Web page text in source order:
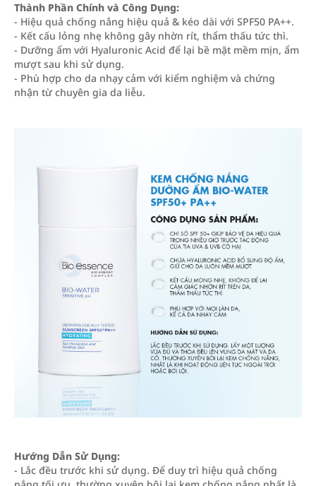
Thành Phần Chính và Công Dụng:
- Hiệu quả chống nắng hiệu quả & kéo dài với SPF50 PA++.
- Kết cấu lỏng nhẹ không gây nhờn rít, thẩm thấu tức thì.
- Dưỡng ẩm với Hyaluronic Acid để lại bề mặt mềm mịn, ẩm
mượt sau khi sử dụng.
- Phù hợp cho da nhạy cảm với kiểm nghiệm và chứng
nhận từ chuyên gia da liễu.
Hướng Dẫn Sử Dụng:
- Lắc đều trước khi sử dụng. Để duy trì hiệu quả chống